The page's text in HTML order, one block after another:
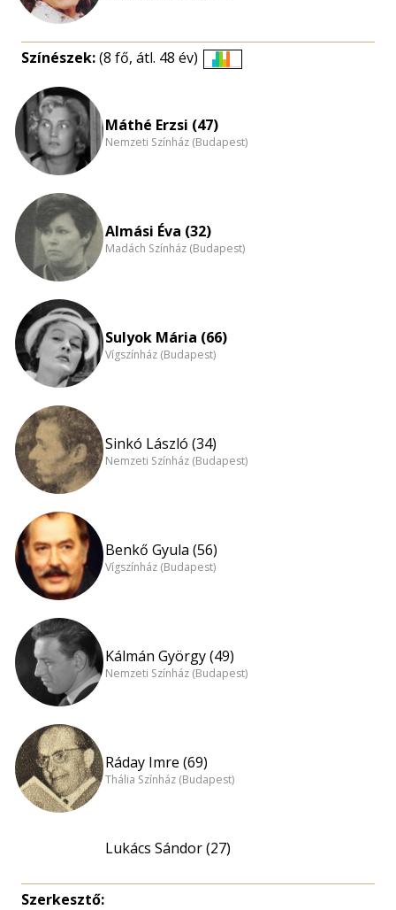
Színészek:(8 fő, átl. 48 év)
Máthé Erzsi (47)
Nemzeti Színház (Budapest)
Almási Éva (32)
Madách Színház (Budapest)
Sulyok Mária (66)
Vígszínház (Budapest)
Sinkó László (34)
Nemzeti Színház (Budapest)
Benkő Gyula (56)
Vígszínház (Budapest)
Kálmán György (49)
Nemzeti Színház (Budapest)
Ráday Imre (69)
Thália Színház (Budapest)
Lukács Sándor (27)
Szerkesztő: